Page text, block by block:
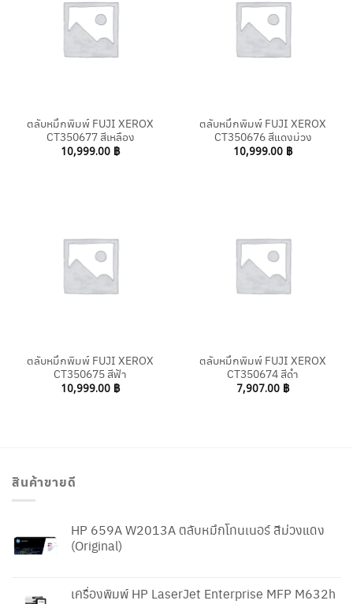
ตลับหมึกพิมพ์ FUJI XEROX
CT350677 สีเหลือง
10,999.00 ฿
ตลับหมึกพิมพ์ FUJI XEROX
CT350676 สีแดงม่วง
10,999.00 ฿
ตลับหมึกพิมพ์ FUJI XEROX
CT350675 สีฟ้า
10,999.00 ฿
ตลับหมึกพิมพ์ FUJI XEROX
CT350674 สีดำ
7,907.00 ฿
สินค้าขายดี
HP 659A W2013A ตลับหมึกโทนเนอร์ สีม่วงแดง
(Original)
เครื่องพิมพ์ HP LaserJet Enterprise MFP M632h